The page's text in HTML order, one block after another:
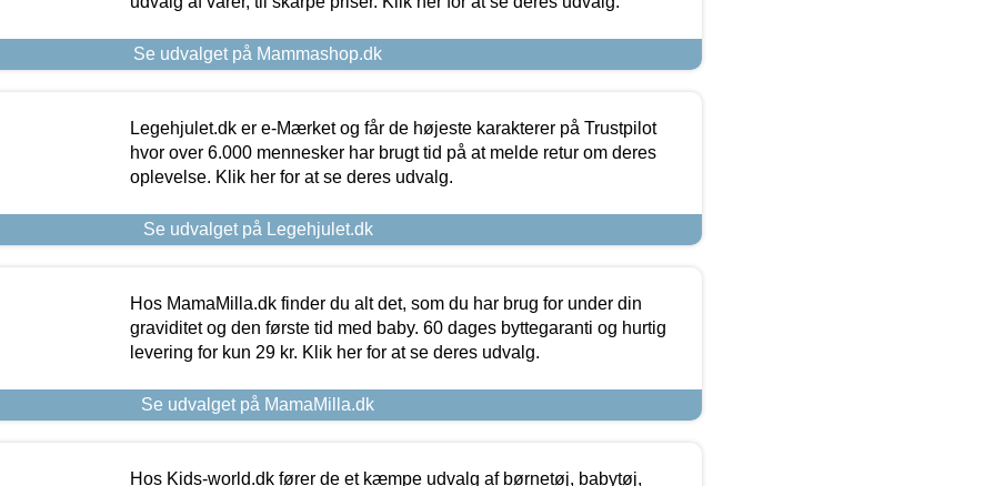
Se udvalget på Mammashop.dk
Legehjulet.dk er e-Mærket og får de højeste karakterer på Trustpilot
hvor over 6.000 mennesker har brugt tid på at melde retur om deres
oplevelse. Klik her for at se deres udvalg.
Se udvalget på Legehjulet.dk
Hos MamaMilla.dk finder du alt det, som du har brug for under din
graviditet og den første tid med baby. 60 dages byttegaranti og hurtig
levering for kun 29 kr. Klik her for at se deres udvalg.
Se udvalget på MamaMilla.dk
Hos Kids-world.dk fører de et kæmpe udvalg af børnetøj, babytøj,